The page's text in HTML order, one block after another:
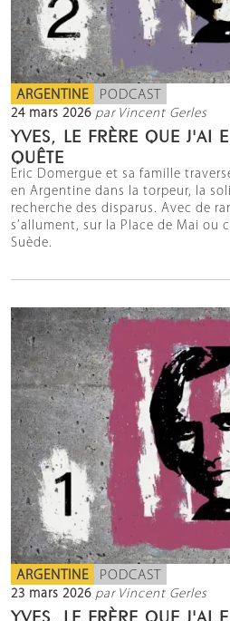
ARGENTINE PODCAST
24 mars 2026 par Vincent Gerles
YVES, LE FRÈRE QUE J'AI
QUÊTE
Eric Domergue et sa famille
en Argentine dans la torpeur, la
recherche des disparus. Avec de
s’allument, sur la Place de Mai ou
Suède.
ARGENTINE PODCAST
23 mars 2026 par Vincent Gerles
YVES, LE FRÈRE QUE J'AI